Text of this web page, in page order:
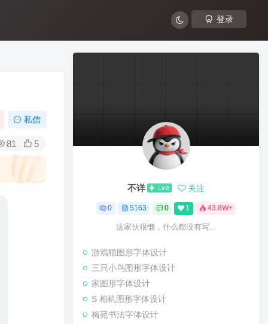
登录
私信
81 5
不详 关注
0 5163 0 1 43.8W+
这家伙很懒，什么都没有写...
游戏猫图形字体设计
三只小鸟图形字体设计
家图形字体设计
S 相机图形字体设计
梅苑书法字体设计